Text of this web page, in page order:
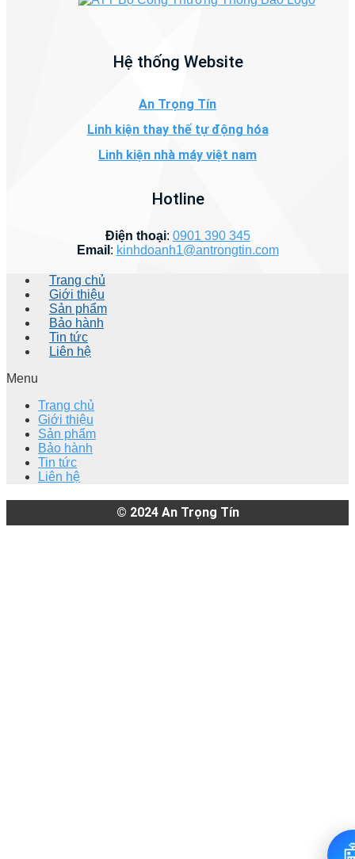
Hệ thống Website
An Trọng Tín
Linh kiện thay thế tự động hóa
Linh kiện nhà máy việt nam
Hotline
Điện thoại: 0901 390 345
Email : kinhdoanh1@antrongtin.com
Trang chủ
Giới thiệu
Sản phẩm
Bảo hành
Tin tức
Liên hệ
Menu
Trang chủ
Giới thiệu
Sản phẩm
Bảo hành
Tin tức
Liên hệ
© 2024 An Trọng Tín